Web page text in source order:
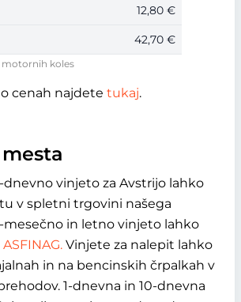
motornih koles
12,80 €
42,70 €
cenah najdete tukaj.
dnevno vinjeto za Avstrijo lahko
v spletni trgovini našega
mesečno in letno vinjeto lahko
ASFINAG. Vinjete za nalepit lahko
in na bencinskih črpalkah v
1-dnevna in 10-dnevna